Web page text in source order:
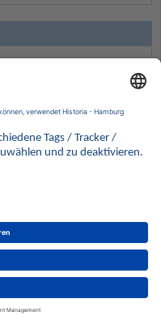
gemäß § 25a UStG
Irrtum vorbehalten. Bilder sind
mbH
Magento